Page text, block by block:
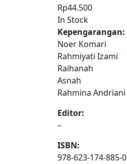
Rp44.500
In Stock
Kepengarangan:
Noer Komari
Rahmiyati Izami
Raihanah
Asnah
Rahmina Andriani
Editor:
–
ISBN:
978-623-174-885-0